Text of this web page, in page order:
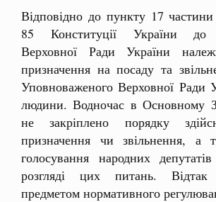
Відповідно до пункту 17 частини
85 Конституції України до
Верховної Ради України
призначення на посаду та
Уповноваженого Верховної Ради
людини. Водночас в Основному
не закріплено порядку
призначення чи звільнення, а
голосування народних
розгляді цих питань.
предметом нормативного